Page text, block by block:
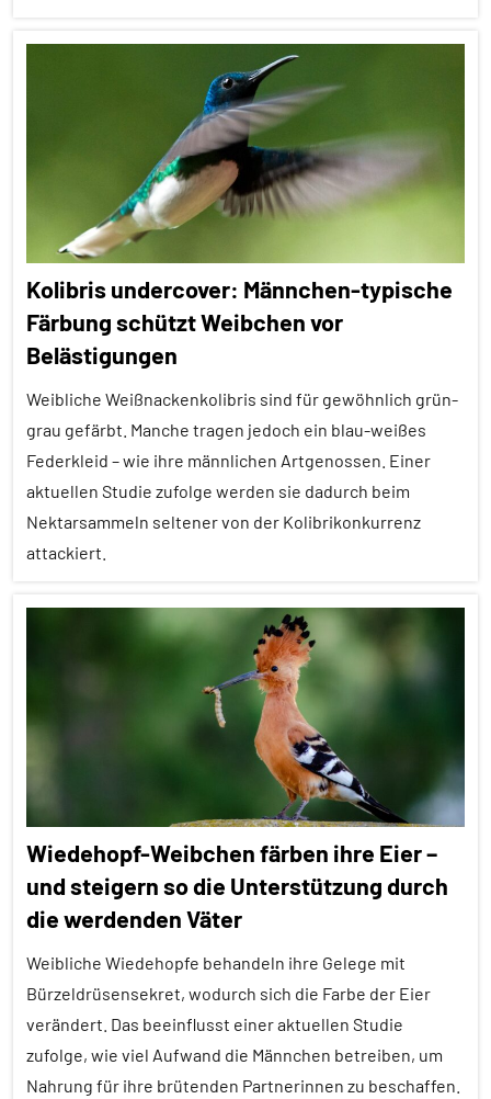
Tiergruppen
Forschung
aktuell
Fortbewegung
Migration
Stammesgeschichte
Vögel
Wirbeltiere
Kolibris undercover: Männchen-typische
Färbung schützt Weibchen vor
Belästigungen
Weibliche Weißnackenkolibris sind für gewöhnlich grün-
grau gefärbt. Manche tragen jedoch ein blau-weißes
Federkleid – wie ihre männlichen Artgenossen. Einer
aktuellen Studie zufolge werden sie dadurch beim
Nektarsammeln seltener von der Kolibrikonkurrenz
attackiert.
Alle
Ernährung
aktuell
Konkurrenz
Sozialverhalten
Wiedehopf-Weibchen färben ihre Eier –
und steigern so die Unterstützung durch
die werdenden Väter
Weibliche Wiedehopfe behandeln ihre Gelege mit
Bürzeldrüsensekret, wodurch sich die Farbe der Eier
verändert. Das beeinflusst einer aktuellen Studie
zufolge, wie viel Aufwand die Männchen betreiben, um
Nahrung für ihre brütenden Partnerinnen zu beschaffen.